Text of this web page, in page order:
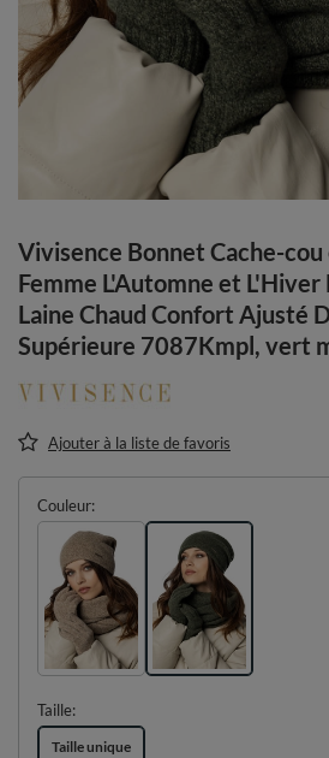
Vivisence Bonnet Cache-
Femme L'Automne et L'Hiver
Laine Chaud Confort Ajusté
Supérieure 7087Kmpl, vert
Ajouter à la liste de favoris
Couleur
Taille
Taille unique